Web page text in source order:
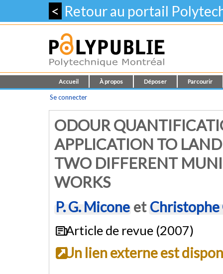
< Retour au portail
Accueil À propos Déposer Parcourir
Se connecter
ODOUR
APPLICATION TO
TWO DIFFERENT
WORKS
P. G. Micone et Christophe
Article de revue (2007)
Un lien externe est